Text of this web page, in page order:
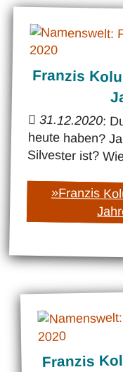
Franzis
31.12.2020:
Silvester ist?
»Franzis
Franzis